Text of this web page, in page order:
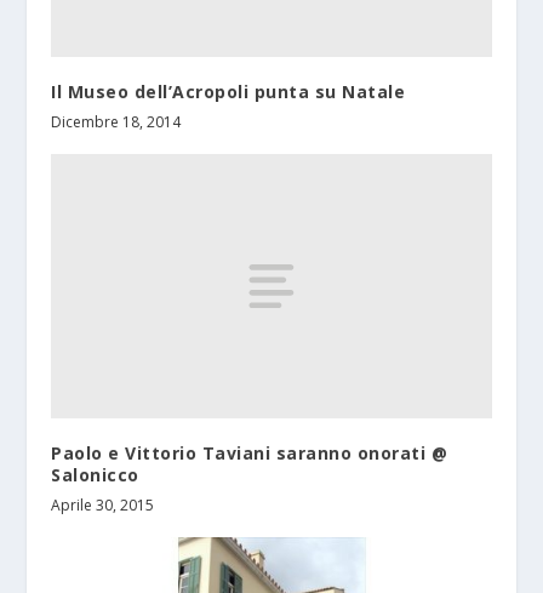
Il Museo dell’Acropoli punta su Natale
Dicembre 18, 2014
Paolo e Vittorio Taviani saranno onorati @
Salonicco
Aprile 30, 2015